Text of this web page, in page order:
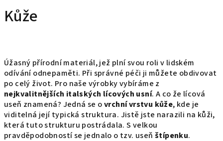
Kůže
Úžasný přírodní materiál, jež plní svou roli v lidském
odívání odnepaměti. Při správné péči ji můžete obdivovat
po celý život. Pro naše výrobky vybíráme z
nejkvalitnějších italských lícových usní. A co že lícová
useň znamená? Jedná se ovrchní vrstvu kůže, kde je
viditelná její typická struktura. Jistě jste narazili na kůži,
která tuto strukturu postrádala. S velkou
pravděpodobností se jednalo o tzv. useň štípenku.